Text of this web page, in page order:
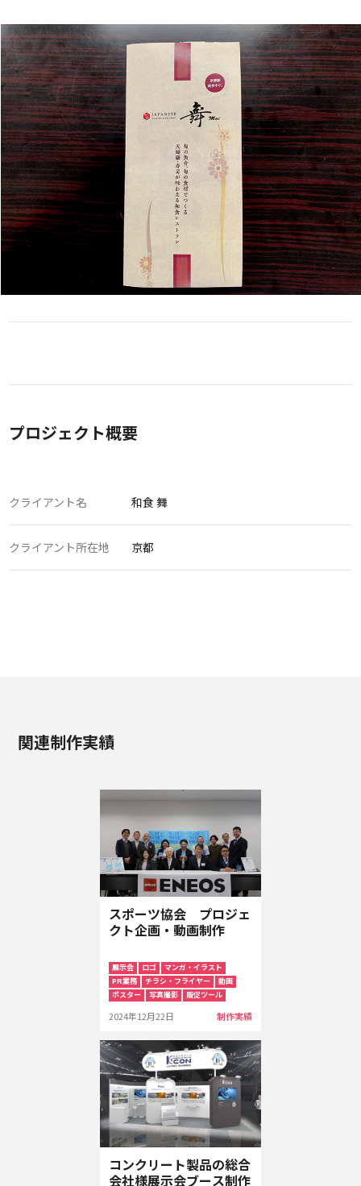
プロジェクト概要
クライアント名 和食 舞
クライアント所在地 京都
関連制作実績
スポーツ協会 プロジェ
クト企画・動画制作
展示会 ロゴ
マンガ・イラスト
PR業務
チラシ・フライヤー
動画
ポスター
写真撮影 販促ツール
2024年12月22日 制作実績
コンクリート製品の総合
会社様展示会ブース制作